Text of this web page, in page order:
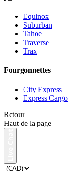
Equinox
Suburban
Tahoe
Traverse
Trax
Fourgonnettes
City Express
Express Cargo
Retour
Haut de la page